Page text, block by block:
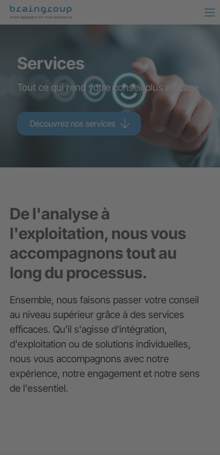
Services
Tout ce qui rend votre conseil plus efficace
Découvrez nos services
De l'analyse à
l'exploitation, nous vous
accompagnons tout au
long du processus.
Ensemble, nous faisons passer votre conseil
au niveau supérieur grâce à des services
efficaces. Qu'il s'agisse d'intégration,
d'exploitation ou de solutions individuelles,
nous vous accompagnons avec notre
expérience, notre engagement et notre sens
de l'essentiel.